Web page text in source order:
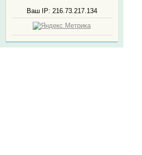
Ваш IP: 216.73.217.134